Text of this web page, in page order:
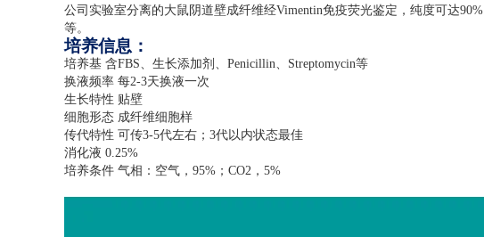
公司实验室分离的大鼠阴道壁成纤维经Vimentin免疫荧光鉴定，纯度可达90%
等。
培养信息：
培养基 含FBS、生长添加剂、 Penicillin、 Streptomycin等
换液频率 每2-3天换液一次
生长特性 贴壁
细胞形态 成纤维细胞样
传代特性 可传3-5代左右； 3代以内状态最佳
消化液 0.25%
培养条件 气相：空气， 95% ； CO2 ， 5%